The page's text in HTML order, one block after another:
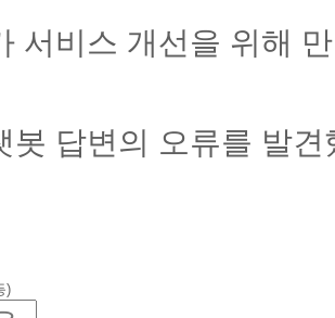
서비스 개선을 위해
봇 답변의 오류를 발
)